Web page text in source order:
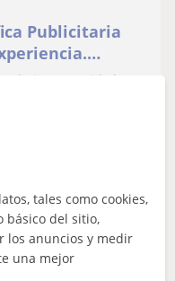
Publicitaria
ajena como
He tenido la
tales como cookies,
básico del sitio,
los anuncios y medir
una mejor